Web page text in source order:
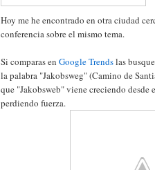
Hoy me he encontrado en otra ciudad
conferencia sobre el mismo tema.
Si comparas en Google Trendslas
la palabra "Jakobsweg" (Camino de
que "Jakobsweb" viene creciendo
perdiendo fuerza.